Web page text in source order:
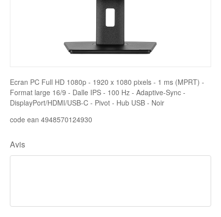
Ecran PC Full HD 1080p - 1920 x 1080 pixels - 1 ms (MPRT) -
Format large 16/9 - Dalle IPS - 100 Hz - Adaptive-Sync -
DisplayPort/HDMI/USB-C - Pivot - Hub USB - Noir
code ean 4948570124930
Avis